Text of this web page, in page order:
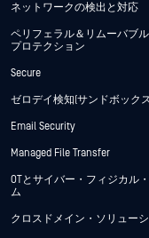
ネットワークの検出と対応
ペリフェラル＆リムーバブ
プロテクション
Secure
ゼロデイ検知(サンドボックス
Email Security
Managed File Transfer
OTとサイバー・フィジカル
ム
クロスドメイン・ソリュー